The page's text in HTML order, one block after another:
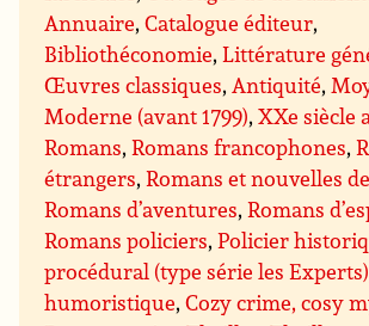
Annuaire,Catalogue éditeur,
Bibliothéconomie,Littérature
Œuvres classiques, Antiquité,
Moderne (avant 1799),XXe siècle
Romans,Romans francophones,
étrangers,Romans et nouvelles
Romans d’aventures,Romans
Romans policiers,Policier
procédural (type série les Experts)
humoristique,Cozy crime, cosy